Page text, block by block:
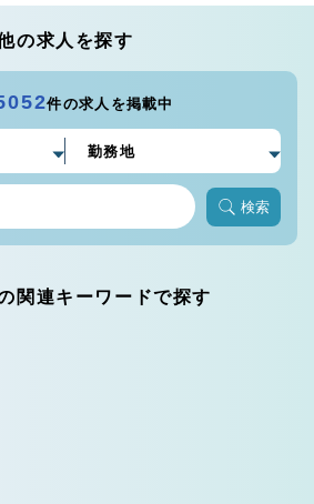
の求人を探す
件の求人を掲載中
検索
関連キーワードで探す